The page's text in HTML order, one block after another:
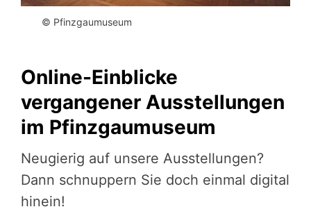
© Pfinzgaumuseum
Online-Einblicke
vergangener Ausstellungen
im Pfinzgaumuseum
Neugierig auf unsere Ausstellungen?
Dann schnuppern Sie doch einmal digital
hinein!